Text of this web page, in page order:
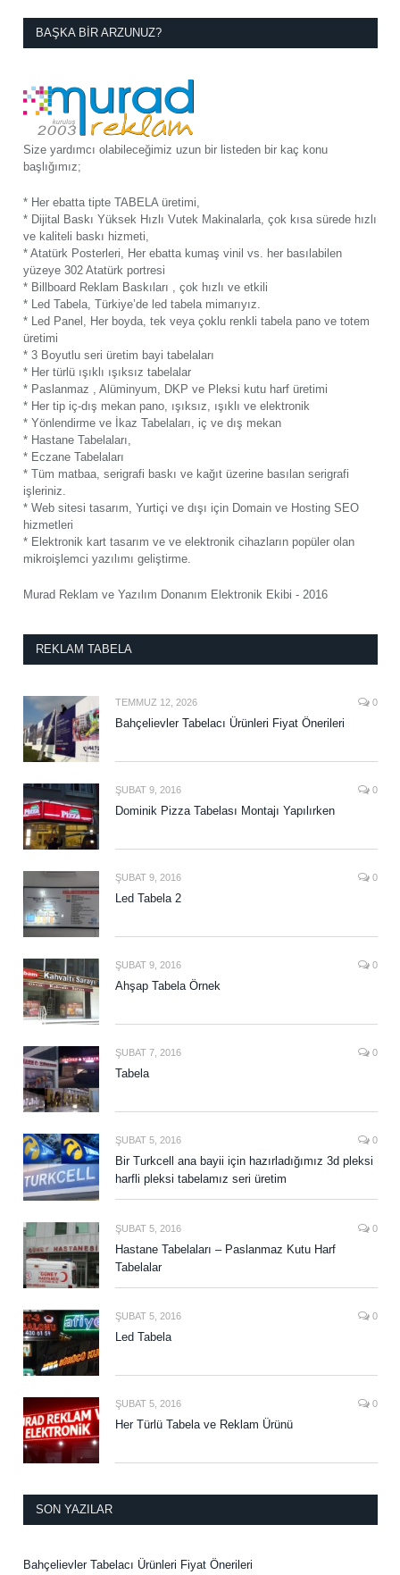
BAŞKA BIR ARZUNUZ?
Size yardımcı olabileceğimiz uzun bir listeden bir kaç konu
başlığımız;
* Her ebatta tipte TABELA üretimi,
* Dijital Baskı Yüksek Hızlı Vutek Makinalarla, çok kısa sürede hızlı
ve kaliteli baskı hizmeti,
* Atatürk Posterleri, Her ebatta kumaş vinil vs. her basılabilen
yüzeye 302 Atatürk portresi
* Billboard Reklam Baskıları , çok hızlı ve etkili
* Led Tabela, Türkiye’de led tabela mimarıyız.
* Led Panel, Her boyda, tek veya çoklu renkli tabela pano ve totem
üretimi
* 3 Boyutlu seri üretim bayi tabelaları
* Her türlü ışıklı ışıksız tabelalar
* Paslanmaz , Alüminyum, DKP ve Pleksi kutu harf üretimi
* Her tip iç-dış mekan pano, ışıksız, ışıklı ve elektronik
* Yönlendirme ve İkaz Tabelaları, iç ve dış mekan
* Hastane Tabelaları,
* Eczane Tabelaları
* Tüm matbaa, serigrafi baskı ve kağıt üzerine basılan serigrafi
işleriniz.
* Web sitesi tasarım, Yurtiçi ve dışı için Domain ve Hosting SEO
hizmetleri
* Elektronik kart tasarım ve ve elektronik cihazların popüler olan
mikroişlemci yazılımı geliştirme.
Murad Reklam ve Yazılım Donanım Elektronik Ekibi - 2016
REKLAM TABELA
TEMMUZ 12, 2026 0
Bahçelievler Tabelacı Ürünleri Fiyat Önerileri
ŞUBAT 9, 2016 0
Dominik Pizza Tabelası Montajı Yapılırken
ŞUBAT 9, 2016 0
Led Tabela 2
ŞUBAT 9, 2016 0
Ahşap Tabela Örnek
ŞUBAT 7, 2016 0
Tabela
ŞUBAT 5, 2016 0
Bir Turkcell ana bayii için hazırladığımız 3d pleksi
harfli pleksi tabelamız seri üretim
ŞUBAT 5, 2016 0
Hastane Tabelaları – Paslanmaz Kutu Harf
Tabelalar
ŞUBAT 5, 2016 0
Led Tabela
ŞUBAT 5, 2016 0
Her Türlü Tabela ve Reklam Ürünü
SON YAZILAR
Bahçelievler Tabelacı Ürünleri Fiyat Önerileri